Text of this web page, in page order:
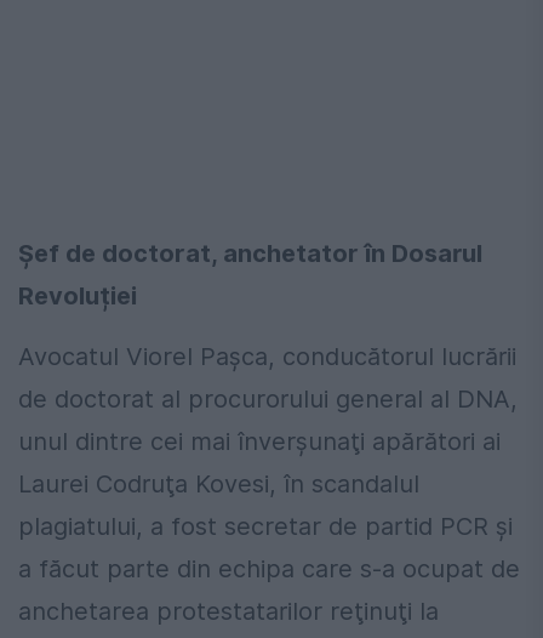
Șef de doctorat, anchetator în Dosarul
Revoluției
Avocatul Viorel Paşca, conducătorul lucrării
de doctorat al procurorului general al DNA,
unul dintre cei mai înverşunaţi apărători ai
Laurei Codruţa Kovesi, în scandalul
plagiatului, a fost secretar de partid PCR şi
a făcut parte din echipa care s-a ocupat de
anchetarea protestatarilor reţinuţi la